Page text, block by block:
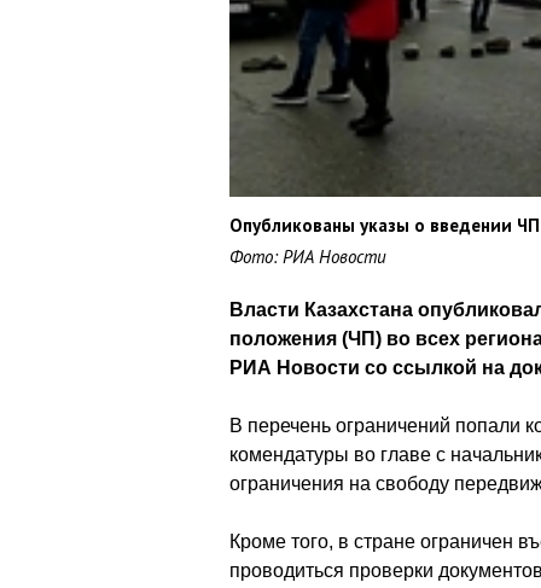
Опубликованы указы о введении ЧП
Фото: РИА Новости
Власти Казахстана
положения (ЧП) во всех
РИА Новости со ссылкой на
В перечень ограничений попали
комендатуры во главе с
ограничения на свободу
Кроме того, в стране ограничен
проводиться проверки